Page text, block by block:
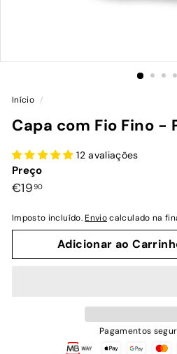
Início /
Capa com Fio Fino -
12 avaliações
Preço
Preço
€1990€19,90
Imposto incluído.Enviocalculado na
Adicionar ao
Pagamentos